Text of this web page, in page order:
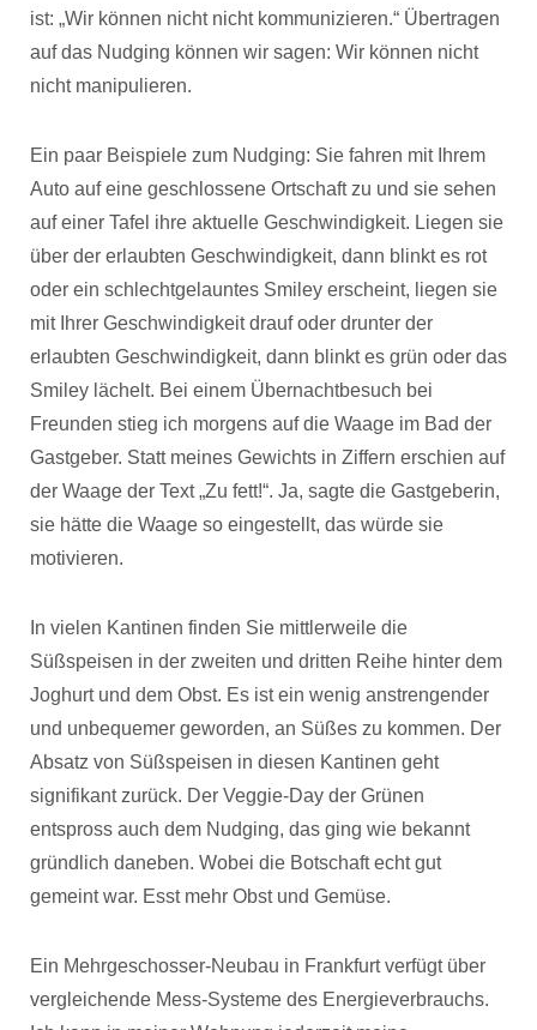
ist: „Wir können nicht nicht kommunizieren.“ Übertragen
auf das Nudging können wir sagen: Wir können nicht
nicht manipulieren.
Ein paar Beispiele zum Nudging: Sie fahren mit Ihrem
Auto auf eine geschlossene Ortschaft zu und sie sehen
auf einer Tafel ihre aktuelle Geschwindigkeit. Liegen sie
über der erlaubten Geschwindigkeit, dann blinkt es rot
oder ein schlechtgelauntes Smiley erscheint, liegen sie
mit Ihrer Geschwindigkeit drauf oder drunter der
erlaubten Geschwindigkeit, dann blinkt es grün oder das
Smiley lächelt. Bei einem Übernachtbesuch bei
Freunden stieg ich morgens auf die Waage im Bad der
Gastgeber. Statt meines Gewichts in Ziffern erschien auf
der Waage der Text „Zu fett!“. Ja, sagte die Gastgeberin,
sie hätte die Waage so eingestellt, das würde sie
motivieren.
In vielen Kantinen finden Sie mittlerweile die
Süßspeisen in der zweiten und dritten Reihe hinter dem
Joghurt und dem Obst. Es ist ein wenig anstrengender
und unbequemer geworden, an Süßes zu kommen. Der
Absatz von Süßspeisen in diesen Kantinen geht
signifikant zurück. Der Veggie-Day der Grünen
entspross auch dem Nudging, das ging wie bekannt
gründlich daneben. Wobei die Botschaft echt gut
gemeint war. Esst mehr Obst und Gemüse.
Ein Mehrgeschosser-Neubau in Frankfurt verfügt über
vergleichende Mess-Systeme des Energieverbrauchs.